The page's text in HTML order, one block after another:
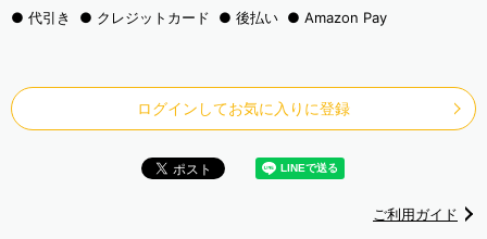
代引き
クレジットカード 後払い Amazon Pay
ログインしてお気に入りに登録
ご利用ガイド